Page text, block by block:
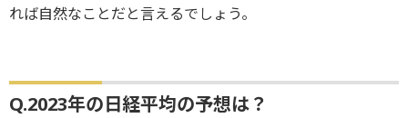
れば自然なことだと言えるでしょう。
Q.2023年の日経平均の予想は？